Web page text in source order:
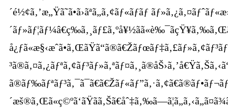
´é½¢ã‚’æ„Ÿã˜ã•ã›ãªã„ã‚¢ãƒ«ãƒãƒ